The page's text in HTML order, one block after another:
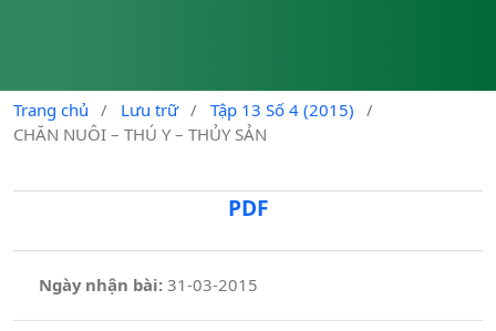
Trang chủ / Lưu trữ / Tập 13 Số 4 (2015)
/
CHĂN NUÔI – THÚ Y – THỦY SẢN
PDF
Ngày nhận bài: 31-03-2015